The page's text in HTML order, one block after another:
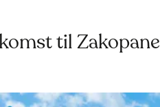
til Zakopane